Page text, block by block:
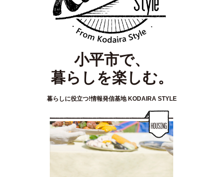
小平市で、
暮らしを楽しむ。
暮らしに役立つ!情報発信基地 KODAIRA STYLE